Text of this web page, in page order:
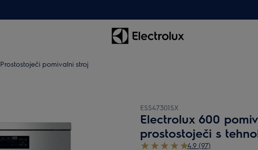
Prostostoječi pomivalni stroj
ESS47301SX
Electrolux 600
prostostoječi s
4.9 (97)